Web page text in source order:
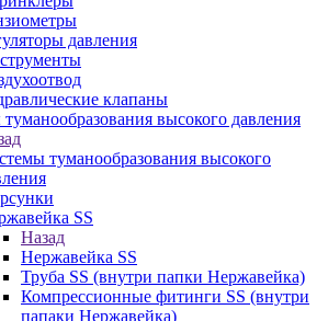
давления
клапаны
высокого давления
туманообразования высокого
SS
Назад
Нержавейка SS
Труба SS (внутри папки Нержавейка)
Компрессионные фитинги SS (внутри
папаки Нержавейка)